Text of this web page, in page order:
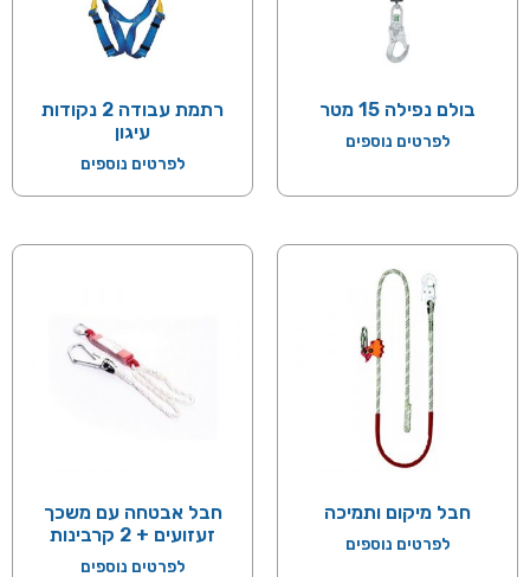
בולם נפילה 15 מטר
לפרטים נוספים
רתמת עבודה 2 נקודות
עיגון
לפרטים נוספים
חבל מיקום ותמיכה
לפרטים נוספים
חבל אבטחה עם משכך
זעזועים + 2 קרבינות
לפרטים נוספים